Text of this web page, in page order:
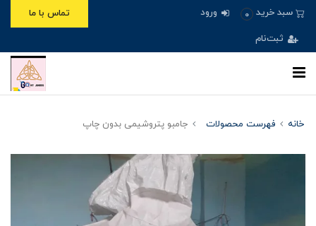
سبد خرید 0 ورود
ثبت‌نام
تماس با ما
خانه فهرست محصولات جامبو پتروشیمی بدون چاپ